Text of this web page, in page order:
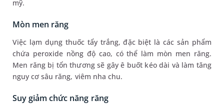
mỹ.
Mòn men răng
Việc lạm dụng thuốc tẩy trắng, đặc biệt là các sản phẩm
chứa peroxide nồng độ cao, có thể làm mòn men răng.
Men răng bị tổn thương sẽ gây ê buốt kéo dài và làm tăng
nguy cơ sâu răng, viêm nha chu.
Suy giảm chức năng răng